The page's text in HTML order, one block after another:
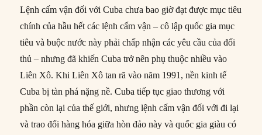
Lệnh cấm vận đối với Cuba chưa bao giờ đạt được mục tiêu
chính của hầu hết các lệnh cấm vận – cô lập quốc gia mục
tiêu và buộc nước này phải chấp nhận các yêu cầu của đối
thủ – nhưng đã khiến Cuba trở nên phụ thuộc nhiều vào
Liên Xô. Khi Liên Xô tan rã vào năm 1991, nền kinh tế
Cuba bị tàn phá nặng nề. Cuba tiếp tục giao thương với
phần còn lại của thế giới, nhưng lệnh cấm vận đối với đi lại
và trao đổi hàng hóa giữa hòn đảo này và quốc gia giàu có